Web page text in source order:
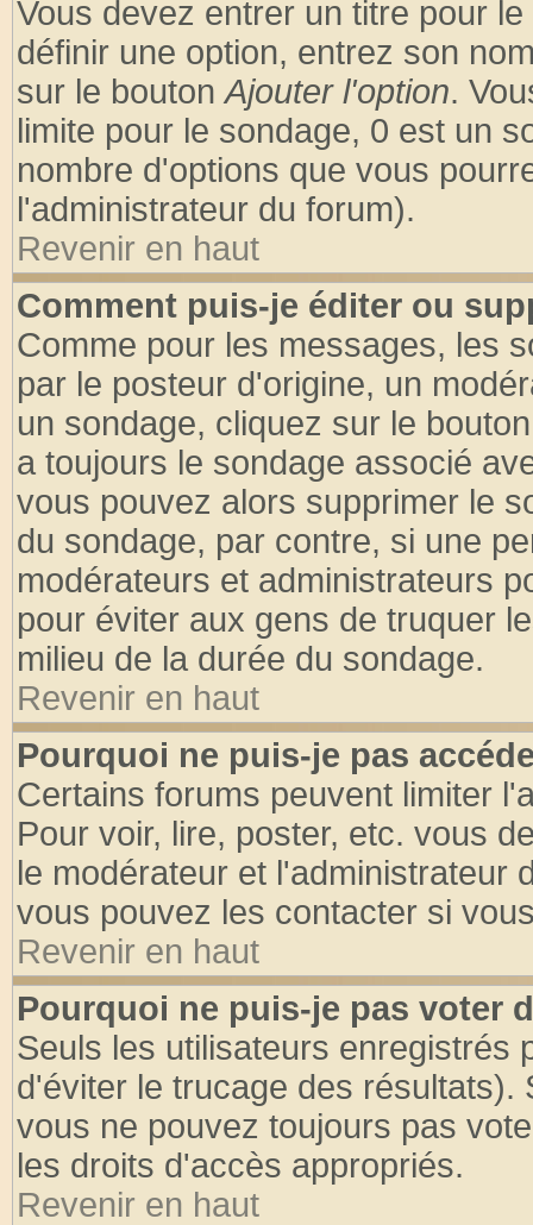
Vous devez entrer un titre pour
définir une option, entrez son
sur le boutonAjouter l'option.
limite pour le sondage, 0 est un
nombre d'options que vous
l'administrateur du forum).
Revenir en haut
Comment puis-je éditer ou
Comme pour les messages, les
par le posteur d'origine, un
un sondage, cliquez sur le
a toujours le sondage associé
vous pouvez alors supprimer le
du sondage, par contre, si une
modérateurs et administrateurs
pour éviter aux gens de truquer
milieu de la durée du sondage.
Revenir en haut
Pourquoi ne puis-je pas
Certains forums peuvent limiter
Pour voir, lire, poster, etc. vous
le modérateur et l'administrateur
vous pouvez les contacter si
Revenir en haut
Pourquoi ne puis-je pas voter
Seuls les utilisateurs enregistrés
d'éviter le trucage des
vous ne pouvez toujours pas
les droits d'accès appropriés.
Revenir en haut